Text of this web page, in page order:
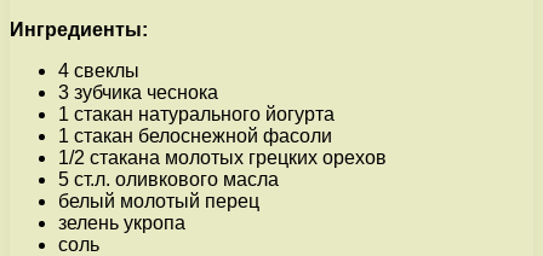
Ингредиенты:
4 свеклы
3 зубчика чеснока
1 стакан натурального йогурта
1 стакан белоснежной фасоли
1/2 стакана молотых грецких орехов
5 ст.л. оливкового масла
белый молотый перец
зелень укропа
соль